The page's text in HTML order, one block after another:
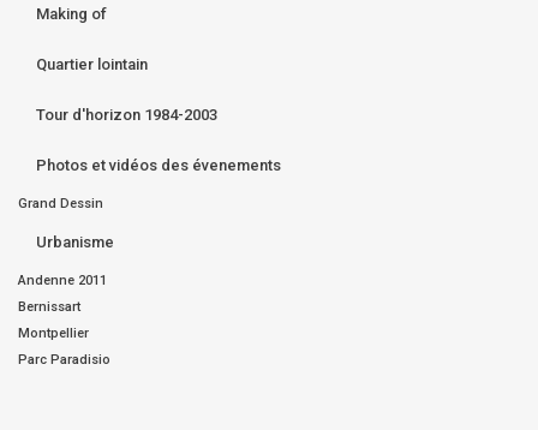
Making of
Quartier lointain
Tour d'horizon 1984-2003
Photos et vidéos des évenements
Grand Dessin
Urbanisme
Andenne 2011
Bernissart
Montpellier
Parc Paradisio